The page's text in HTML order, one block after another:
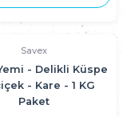
Savex
- Delikli Küspe
- Kare - 1 KG
Paket